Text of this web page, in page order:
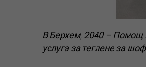
В Берхем, 2040 – Помощ
услуга за теглене за